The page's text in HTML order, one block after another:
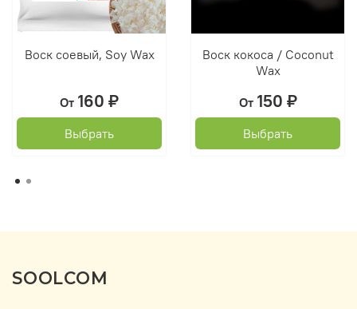
Воск соевый, Soy Wax
От 160 ₽
Выбрать
Воск кокоса / Coconut
Wax
От 150 ₽
Выбрать
SOOLCOM